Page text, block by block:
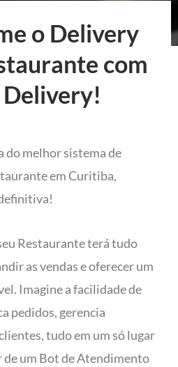
o Delivery
com
Delivery!
do melhor sistema de
em Curitiba,
Restaurante terá tudo
as vendas e oferecer um
Imagine a facilidade de
pedidos, gerencia
tudo em um só lugar
de um Bot de Atendimento